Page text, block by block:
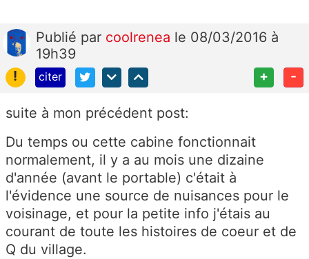
Publié par coolrenea le 08/03/2016 à
19h39
!
citer + -
suite à mon précédent post:
Du temps ou cette cabine fonctionnait
normalement, il y a au mois une dizaine
d'année (avant le portable) c'était à
l'évidence une source de nuisances pour le
voisinage, et pour la petite info j'étais au
courant de toute les histoires de coeur et de
Q du village.